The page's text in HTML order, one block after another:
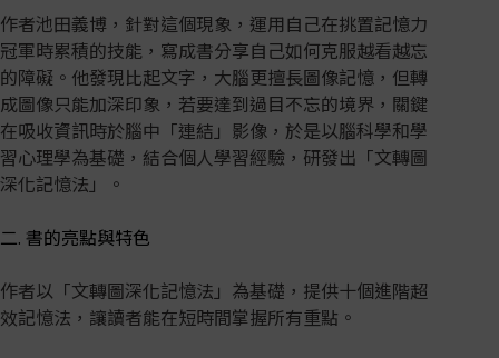
作者池田義博，針對這個現象，運用自己在挑置記憶力
冠軍時累積的技能，寫成書分享自己如何克服越看越忘
的障礙。他發現比起文字，大腦更擅長圖像記憶，但轉
成圖像只能加深印象，若要達到過目不忘的境界，關鍵
在吸收資訊時於腦中「連結」影像，於是以腦科學和學
習心理學為基礎，結合個人學習經驗，研發出「文轉圖
深化記憶法」。
二. 書的亮點與特色
作者以「文轉圖深化記憶法」為基礎，提供十個進階超
效記憶法，讓讀者能在短時間掌握所有重點。